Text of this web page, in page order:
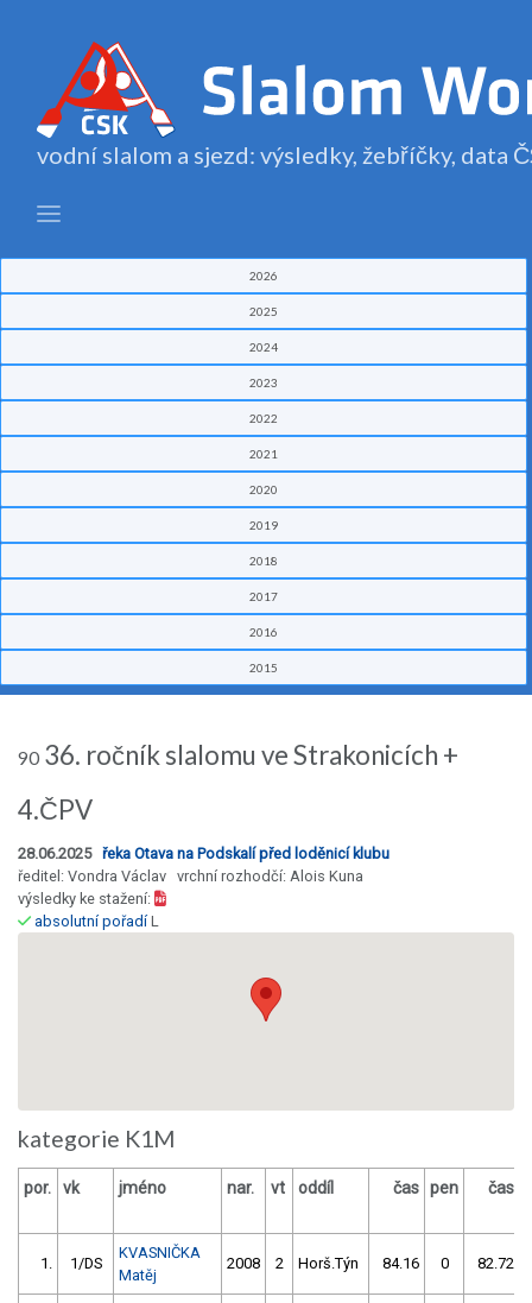
vodní slalom a sjezd: výsledky, žebříčky, data
2026
2025
2024
2023
2022
2021
2020
2019
2018
2017
2016
2015
90 36. ročník slalomu ve Strakonicích +
4.ČPV
28.06.2025 řeka Otava na Podskalí před loděnicí klubu
ředitel: Vondra Václav vrchní rozhodčí: Alois Kuna
výsledky ke stažení:
absolutní pořadíL
kategorie K1M
por. vk jméno nar. vt oddíl čas pen čas
1. 1/DS
KVASNIČKA
Matěj
2008 2 Horš.Týn 84.16 0 82.72